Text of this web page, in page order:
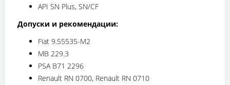
API SN Plus, SN/CF
Допуски и рекомендации:
Fiat 9.55535-M2
MB 229.3
PSA B71 2296
Renault RN 0700, Renault RN 0710